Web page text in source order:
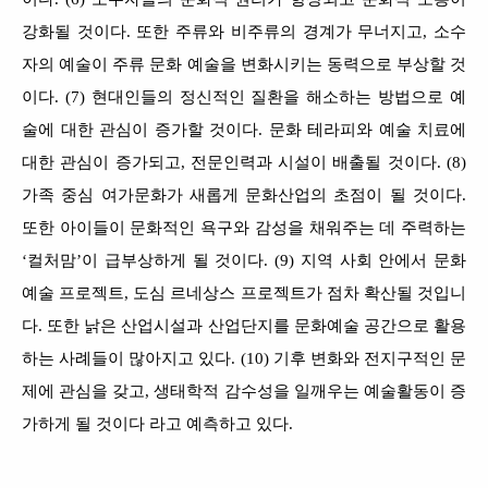
강화될 것이다. 또한 주류와 비주류의 경계가 무너지고, 소수
자의 예술이 주류 문화 예술을 변화시키는 동력으로 부상할 것
이다. (7) 현대인들의 정신적인 질환을 해소하는 방법으로 예
술에 대한 관심이 증가할 것이다. 문화 테라피와 예술 치료에
대한 관심이 증가되고, 전문인력과 시설이 배출될 것이다. (8)
가족 중심 여가문화가 새롭게 문화산업의 초점이 될 것이다.
또한 아이들이 문화적인 욕구와 감성을 채워주는 데 주력하는
‘컬처맘’이 급부상하게 될 것이다. (9) 지역 사회 안에서 문화
예술 프로젝트, 도심 르네상스 프로젝트가 점차 확산될 것입니
다. 또한 낡은 산업시설과 산업단지를 문화예술 공간으로 활용
하는 사례들이 많아지고 있다. (10) 기후 변화와 전지구적인 문
제에 관심을 갖고, 생태학적 감수성을 일깨우는 예술활동이 증
가하게 될 것이다 라고 예측하고 있다.